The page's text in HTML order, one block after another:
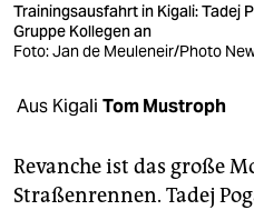
shop
fragen & hilfe
unterstützen
genossenschaft
Trainingsausfahrt in Kigali: Tadej
Gruppe Kollegen an
Foto: Jan de Meuleneir/Photo
Aus Kigali Tom Mustroph
Revanche ist das große
Straßenrennen. Tadej